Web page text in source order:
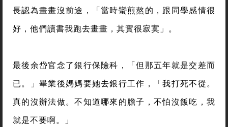
長認為畫畫沒前途，「當時蠻煎熬的，跟同學感情很
好，他們讀書我跑去畫畫，其實很寂寞」。
最後余岱官念了銀行保險科，「但那五年就是交差而
已。」畢業後媽媽要她去銀行工作，「我打死不從。
真的沒辦法做。不知道哪來的膽子，不怕沒飯吃，我
就是不要啊。」